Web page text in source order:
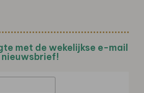
met de wekelijkse e-mail
nieuwsbrief!